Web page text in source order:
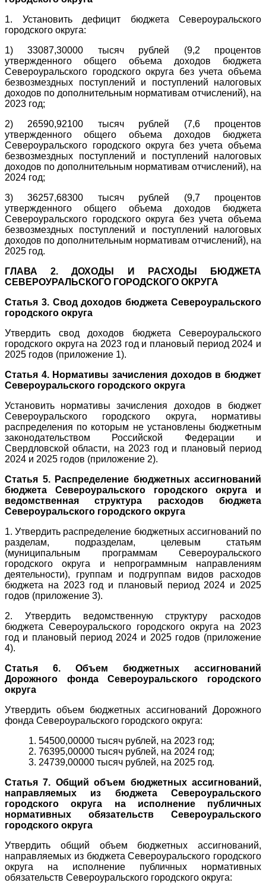
1. Установить дефицит бюджета Североуральского
городского округа:
1) 33087,30000 тысяч рублей (9,2 процентов
утвержденного общего объема доходов бюджета
Североуральского городского округа без учета объема
безвозмездных поступлений и поступлений налоговых
доходов по дополнительным нормативам отчислений), на
2023 год;
2) 26590,92100 тысяч рублей (7,6 процентов
утвержденного общего объема доходов бюджета
Североуральского городского округа без учета объема
безвозмездных поступлений и поступлений налоговых
доходов по дополнительным нормативам отчислений), на
2024 год;
3) 36257,68300 тысяч рублей (9,7 процентов
утвержденного общего объема доходов бюджета
Североуральского городского округа без учета объема
безвозмездных поступлений и поступлений налоговых
доходов по дополнительным нормативам отчислений), на
2025 год.
ГЛАВА 2. ДОХОДЫ И РАСХОДЫ БЮДЖЕТА
СЕВЕРОУРАЛЬСКОГО ГОРОДСКОГО ОКРУГА
Статья 3. Свод доходов бюджета Североуральского
городского округа
Утвердить свод доходов бюджета Североуральского
городского округа на 2023 год и плановый период 2024 и
2025 годов (приложение 1).
Статья 4. Нормативы зачисления доходов в бюджет
Североуральского городского округа
Установить нормативы зачисления доходов в бюджет
Североуральского городского округа, нормативы
распределения по которым не установлены бюджетным
законодательством Российской Федерации и
Свердловской области, на 2023 год и плановый период
2024 и 2025 годов (приложение 2).
Статья 5. Распределение бюджетных ассигнований
бюджета Североуральского городского округа и
ведомственная структура расходов бюджета
Североуральского городского округа
1. Утвердить распределение бюджетных ассигнований по
разделам, подразделам, целевым статьям
(муниципальным программам Североуральского
городского округа и непрограммным направлениям
деятельности), группам и подгруппам видов расходов
бюджета на 2023 год и плановый период 2024 и 2025
годов (приложение 3).
2. Утвердить ведомственную структуру расходов
бюджета Североуральского городского округа на 2023
год и плановый период 2024 и 2025 годов (приложение
4).
Статья 6. Объем бюджетных ассигнований
Дорожного фонда Североуральского городского
округа
Утвердить объем бюджетных ассигнований Дорожного
фонда Североуральского городского округа:
1. 54500,00000 тысяч рублей, на 2023 год;
2. 76395,00000 тысяч рублей, на 2024 год;
3. 24739,00000 тысяч рублей, на 2025 год.
Статья 7. Общий объем бюджетных ассигнований,
направляемых из бюджета Североуральского
городского округа на исполнение публичных
нормативных обязательств Североуральского
городского округа
Утвердить общий объем бюджетных ассигнований,
направляемых из бюджета Североуральского городского
округа на исполнение публичных нормативных
обязательств Североуральского городского округа: